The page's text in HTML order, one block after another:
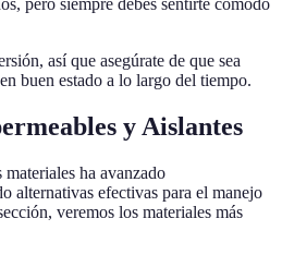
pero siempre debes sentirte cómodo
así que asegúrate de que sea
buen estado a lo largo del tiempo.
y Aislantes
ha avanzado
alternativas efectivas para el manejo
veremos los materiales más